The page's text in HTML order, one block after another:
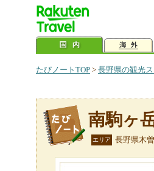
たびノートTOP > 長野県の観光ス
南駒ヶ
エリア 長野県木